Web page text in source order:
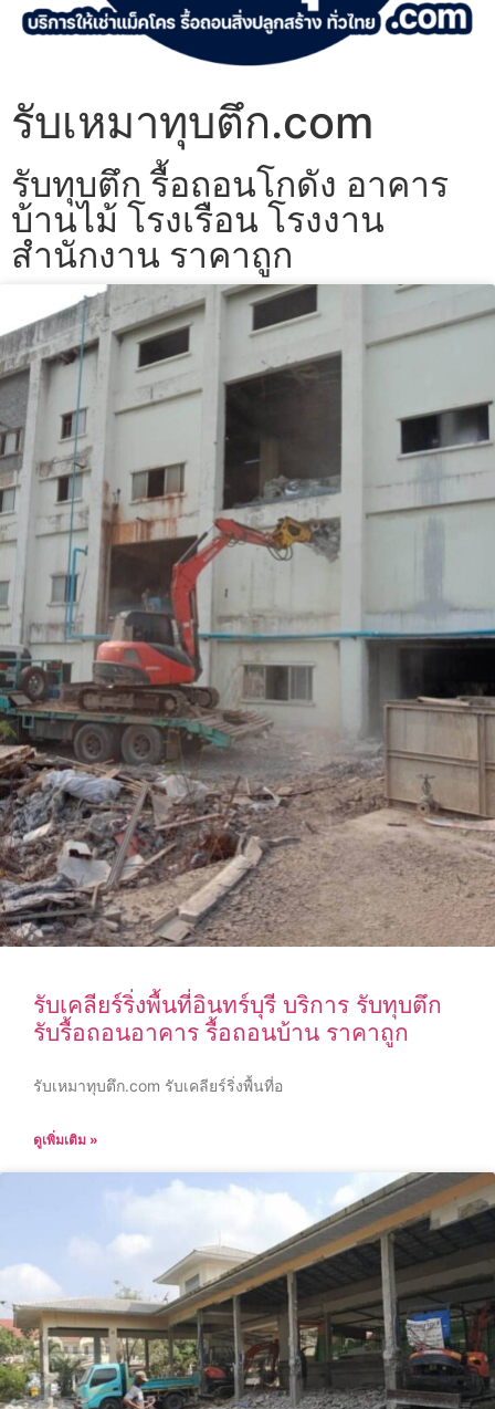
รับเหมาทุบตึก.com
รับทุบตึก รื้อถอนโกดัง อาคาร
บ้านไม้ โรงเรือน โรงงาน
สำนักงาน ราคาถูก
รับเคลียร์ริ่งพื้นที่อินทร์บุรี บริการ รับทุบตึก
รับรื้อถอนอาคาร รื้อถอนบ้าน ราคาถูก
รับเหมาทุบตึก.com รับเคลียร์ริ่งพื้นที่อ
ดูเพิ่มเติม »